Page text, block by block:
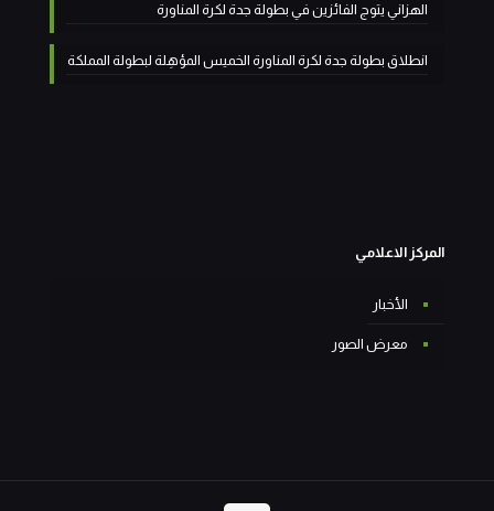
الهزاني يتوج الفائزين في بطولة جدة لكرة المناورة
انطلاق بطولة جدة لكرة المناورة الخميس المؤهِلة لبطولة المملكة
المركز الاعلامي
الأخبار
معرض الصور